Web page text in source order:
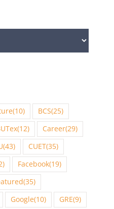
(10) BCS(25)
(12) Career(29)
(43) CUET(35)
Facebook(19)
(35)
Google(10) GRE(9)